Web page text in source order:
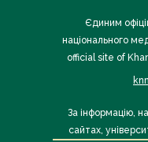
Єдиним
національного
official site of
За інформацію,
сайтах,